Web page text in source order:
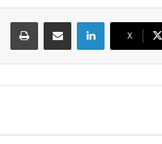
‫X
لينكدإن